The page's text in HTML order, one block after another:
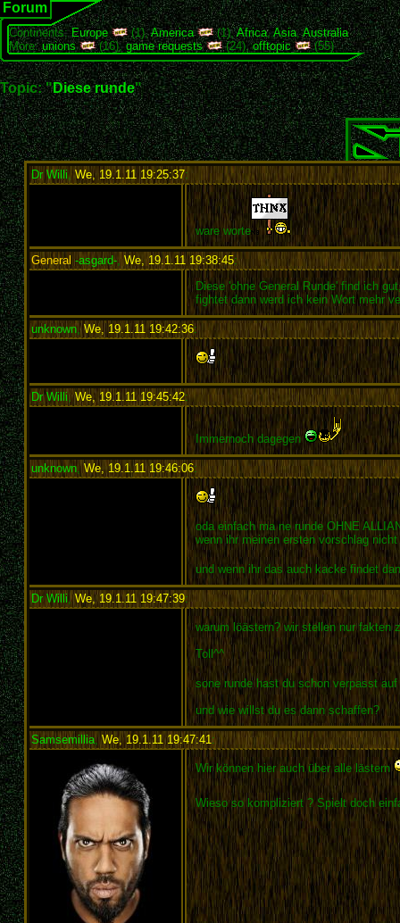
Forum
Continents:Europe (1),America (1),Africa,Asia,Australia
More:unions (16),game requests (24),offtopic (55)
Topic: "Diese runde"
Dr Willi, We, 19.1.11 19:25:37:
ware worte
General -asgard-,We, 19.1.11 19:38:45:
Diese 'ohne General Runde' find ich
fightet dann werd ich kein Wort mehr
unknown,We, 19.1.11 19:42:36:
Dr Willi,We, 19.1.11 19:45:42:
Immernoch dagegen
unknown, We, 19.1.11 19:46:06:
oda einfach ma ne runde OHNE
wenn ihr meinen ersten vorschlag
und wenn ihr das auch kacke findet
Dr Willi ,We, 19.1.11 19:47:39:
warum löästern? wir stellen nur fakten
Toll^^
sone runde hast du schon verpasst
und wie willst du es dann schaffen?
Samsemillia,We, 19.1.11 19:47:41 :
Wir können hier auch über alle lästern
Wieso so kompliziert ? Spielt doch